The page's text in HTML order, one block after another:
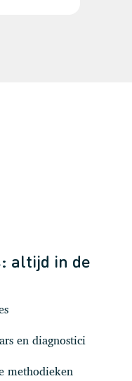
altijd in de
en diagnostici
methodieken